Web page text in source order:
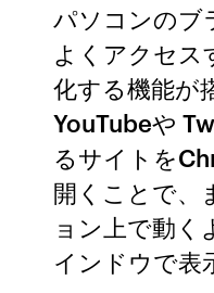
パソコンのブ
よくアクセス
化する機能が
YouTubeや
るサイトを
開くことで、
ョン上で動く
インドウで表